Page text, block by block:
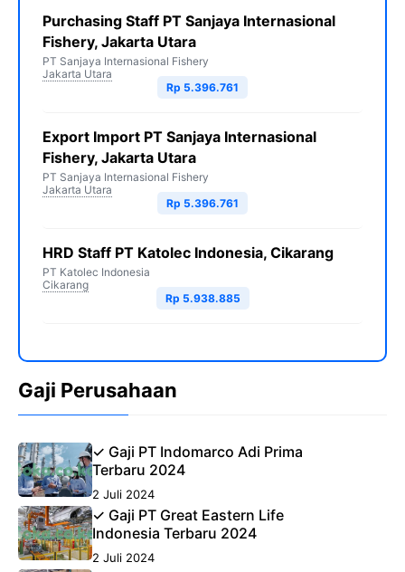
Purchasing Staff PT Sanjaya Internasional
Fishery, Jakarta Utara
PT Sanjaya Internasional Fishery
Jakarta Utara
Rp 5.396.761
Export Import PT Sanjaya Internasional
Fishery, Jakarta Utara
PT Sanjaya Internasional Fishery
Jakarta Utara
Rp 5.396.761
HRD Staff PT Katolec Indonesia, Cikarang
PT Katolec Indonesia
Cikarang
Rp 5.938.885
Gaji Perusahaan
✓ Gaji PT Indomarco Adi Prima
Terbaru 2024
2 Juli 2024
✓ Gaji PT Great Eastern Life
Indonesia Terbaru 2024
2 Juli 2024